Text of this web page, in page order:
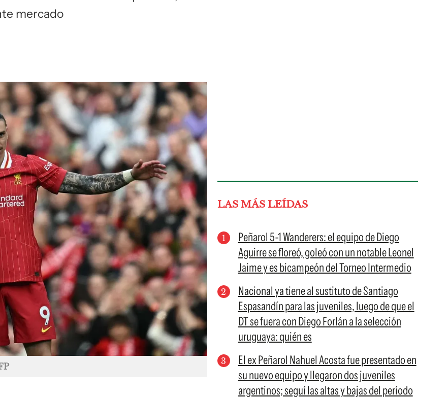
mercado
LAS MÁS LEÍDAS
Peñarol 5-1 Wanderers: el equipo de Diego
Aguirre se floreó, goleó con un notable Leonel
Jaime y es bicampeón del Torneo Intermedio
Nacional ya tiene al sustituto de Santiago
Espasandín para las juveniles, luego de que el
DT se fuera con Diego Forlán a la selección
uruguaya: quién es
El ex Peñarol Nahuel Acosta fue presentado en
su nuevo equipo y llegaron dos juveniles
argentinos; seguí las altas y bajas del período